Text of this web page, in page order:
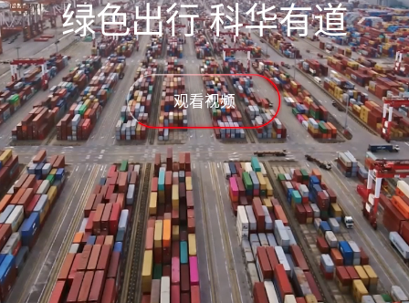
绿色出行 科华有道
观看视频